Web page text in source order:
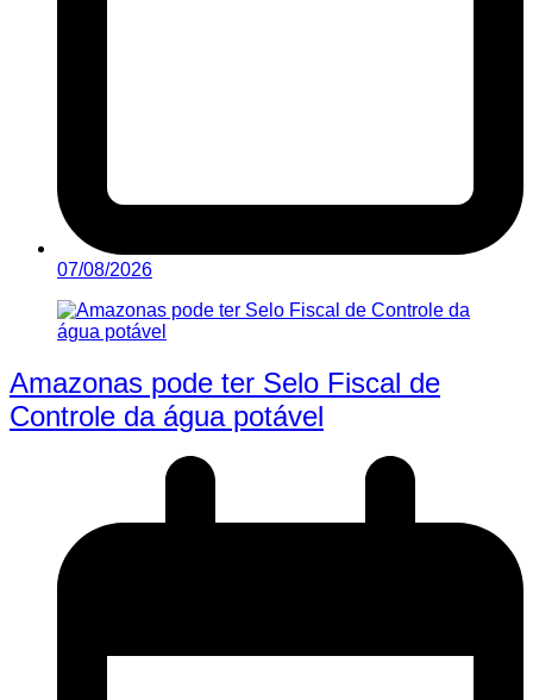
07/08/2026
Amazonas pode ter Selo Fiscal de
Controle da água potável